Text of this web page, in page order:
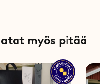
myös pitää